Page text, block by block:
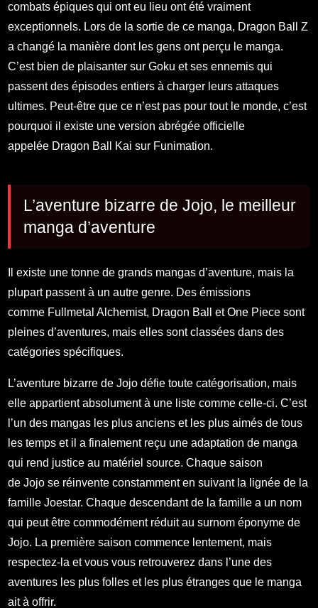
combats épiques qui ont eu lieu ont été vraiment
exceptionnels. Lors de la sortie de ce manga, Dragon Ball Z
a changé la manière dont les gens ont perçu le manga.
C’est bien de plaisanter sur Goku et ses ennemis qui
passent des épisodes entiers à charger leurs attaques
ultimes. Peut-être que ce n’est pas pour tout le monde, c’est
pourquoi il existe une version abrégée officielle
appelée Dragon Ball Kai sur Funimation.
L’aventure bizarre de Jojo, le meilleur
manga d’aventure
Il existe une tonne de grands mangas d’aventure, mais la
plupart passent à un autre genre. Des émissions
comme Fullmetal Alchemist, Dragon Ball et One Piece sont
pleines d’aventures, mais elles sont classées dans des
catégories spécifiques.
L’aventure bizarre de Jojo défie toute catégorisation, mais
elle appartient absolument à une liste comme celle-ci. C’est
l’un des mangas les plus anciens et les plus aimés de tous
les temps et il a finalement reçu une adaptation de manga
qui rend justice au matériel source. Chaque saison
de Jojo se réinvente constamment en suivant la lignée de la
famille Joestar. Chaque descendant de la famille a un nom
qui peut être commodément réduit au surnom éponyme de
Jojo. La première saison commence lentement, mais
respectez-la et vous vous retrouverez dans l’une des
aventures les plus folles et les plus étranges que le manga
ait à offrir.